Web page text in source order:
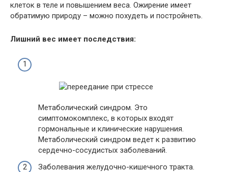
клеток в теле и повышением веса. Ожирение имеет
обратимую природу – можно похудеть и постройнеть.
Лишний вес имеет последствия:
Метаболический синдром. Это
симптомокомплекс, в которых входят
гормональные и клинические нарушения.
Метаболический синдром ведет к развитию
сердечно-сосудистых заболеваний.
Заболевания желудочно-кишечного тракта.